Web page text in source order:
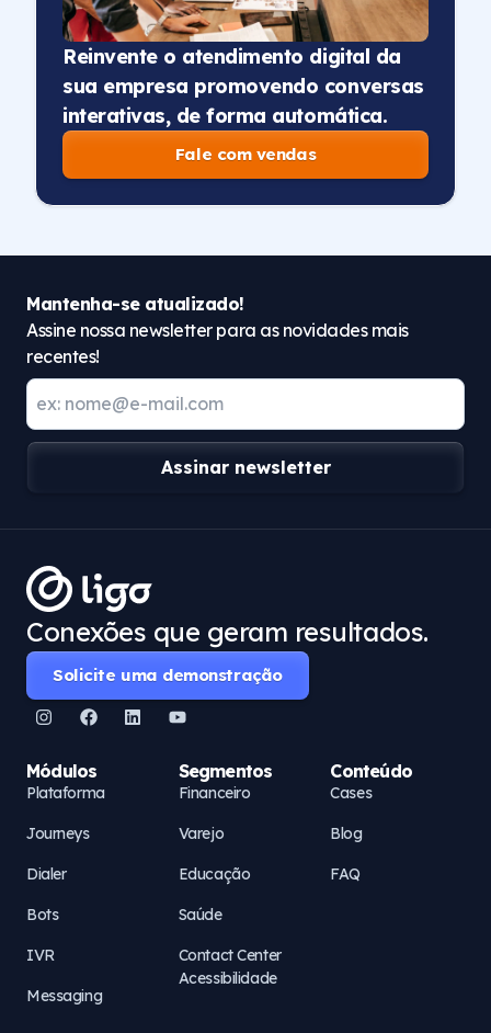
Reinvente o atendimento digital da
sua empresa promovendo conversas
interativas, de forma automática.
Fale com vendas
Mantenha-se atualizado!
Assine nossa newsletter para as novidades mais
recentes!
Assinar newsletter
Conexões que geram resultados.
Solicite uma demonstração
Módulos
Plataforma
Journeys
Dialer
Bots
IVR
Messaging
Segmentos
Financeiro
Varejo
Educação
Saúde
Contact Center
Acessibilidade
Conteúdo
Cases
Blog
FAQ